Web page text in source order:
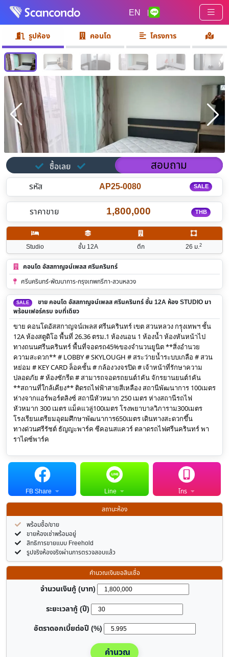
EN |
รูปห้อง คอนโด โครงการ
ซื้อเลย สอบถาม
รหัส AP25-0080 SALE
ราคาขาย 1,800,000 THB
Studio ชั้น 12A ตึก 26 ม.2
คอนโด อัสสกาญจน์เพลส ศรีนครินทร์
ศรีนครินทร์-พัฒนาการ-กรุงเทพกรีฑา-สวนหลวง
SALE
ขาย คอนโด อัสสกาญจน์เพลส ศรีนครินทร์ ชั้น 12A ห้อง STUDIO มา
พร้อมเฟอร์ครบ จบที่เดียว
ขาย คอนโดอัสสกาญจน์เพลส ศรีนครินทร์ เขต สวนหลวง กรุุงเทพฯ ชั้น
12A ห้องสตูดิโอ พื้นที่ 26.36 ตรม.1 ห้องนอน 1 ห้องน้ำ ห้องหันหน้าไป
ทางถนนศรีนครินทร์ พื้นที่จอดรถ45%ของจำนวนยูนิต **สิ่งอำนวย
ความสะดวก** # LOBBY # SKYLOUGH # สระว่ายน้ำระบบเกลือ # สวน
หย่อม # KEY CARD ล็อคชั้น # กล้องวงจรปิด # เจ้าหน้าที่รักษาความ
ปลอดภัย # ห้องซักรีด # สามารถจอดรถยนต์1คัน จักรยานยนต์1คัน
**สถานที่ใกล้เคียง** ติดรถไฟฟ้าสายสีเหลือง สถานีพัฒนาการ 100เมตร
ห่างจากแอร์พอร์ตลิงซ์ สถานีหัวหมาก 250 เมตร ห่างสถานีรถไฟ
หัวหมาก 300 เมตร แม็คเเวลู่100เมตร โรงพยาบาลวิภาราม300เมตร
โรงเรียนเตรียมอุดมศึกษาพัฒนาการ650เมตร เดินทางสะดวกขึ้น
ทางด่วนศรีรัชต์ ธัญญะพาร์ค ซีคอนสแควร์ ตลาดรถไฟศรีนครินทร์ พา
ราไดซ์พาร์ค
FB Share Line
โทร
สถานะห้อง
พร้อมซื้อ/ขาย
ขายห้องเช่าพร้อมอยู่
สิทธิการขายแบบ Freehold
รูปจริงห้องจริงผ่านการตรวจสอบแล้ว
คำนวณเงินขอสินเชื่อ
จำนวนเงินกู้ (บาท)
ระยะเวลากู้ (ปี)
อัตราดอกเบี้ยต่อปี (%)
คำนวณ